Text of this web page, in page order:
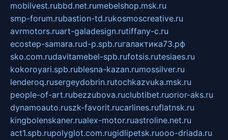
mobilvest.rubbd.net.rumebelshop.msk.ru
smp-forum.rubastion-td.rukosmoscreative.ru
avrmotors.ruart-galadesign.rutiffany-c.ru
ecostep-samara.rud-p.spb.ruгалактика73.рф
sko.com.rudavitamebel-spb.rufotsis.rutesiaes.ru
kokoroyari.spb.rublesna-kazan.rumossilver.ru
lenderoq.rusergeydobrin.rutochkazvuka.msk.ru
people-of-art.rubezzubova.ruclubtibet.ruorior-aks.ru
dynamoauto.ruszk-favorit.rucarlines.ruflatnsk.ru
kingbolenskaner.rualex-motor.ruastroline.net.ru
act1.spb.rupolyglot.com.rugidlipetsk.ruooo-driada.ru